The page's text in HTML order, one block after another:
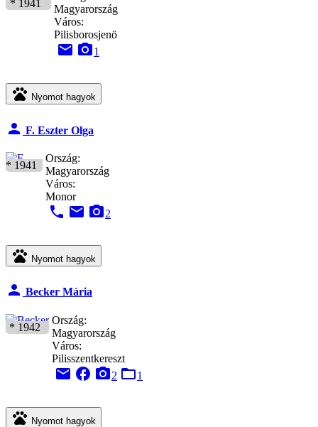
* 1941
Magyarország
Város:
Pilisborosjenö
email camera_alt1
pets Nyomot hagyok
person F. Eszter Olga
* 1941
Ország:
Magyarország
Város:
Monor
phone email camera_alt2
pets Nyomot hagyok
person Becker Mária
* 1942
Ország:
Magyarország
Város:
Pilisszentkereszt
email facebook camera_alt2 folder_open1
pets Nyomot hagyok